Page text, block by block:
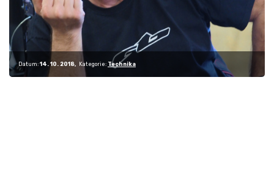
Datum: 14. 10. 2018 Kategorie: Technika